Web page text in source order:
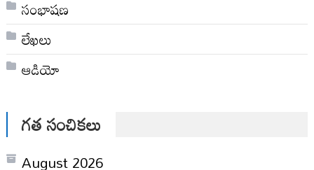
సంభాషణ
లేఖలు
ఆడియో
గత సంచికలు
August 2026